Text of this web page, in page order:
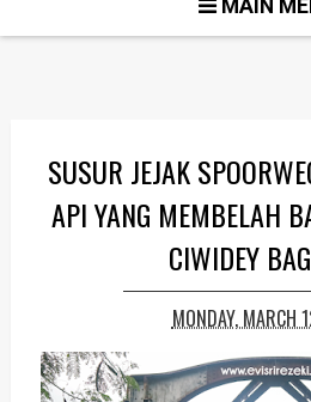
MAIN
SUSUR JEJAK
API YANG MEMBELAH
CIWIDEY
MONDAY, MARCH